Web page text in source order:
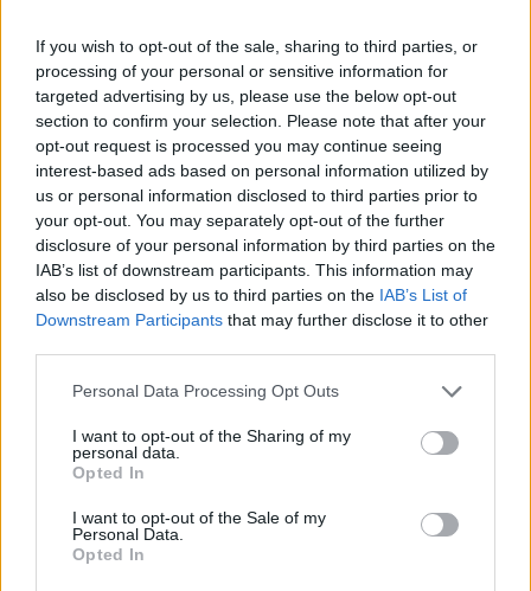
If you wish to opt-out of the sale, sharing to third parties, or
processing of your personal or sensitive information for
targeted advertising by us, please use the below opt-out
section to confirm your selection. Please note that after your
opt-out request is processed you may continue seeing
interest-based ads based on personal information utilized by
us or personal information disclosed to third parties prior to
your opt-out. You may separately opt-out of the further
disclosure of your personal information by third parties on the
IAB’s list of downstream participants. This information may
also be disclosed by us to third parties on the IAB’s List of
Downstream Participants that may further disclose it to other
Please note that this website/app uses one or more Google
not limited to your visit or usage behaviour. You may click to
grant or deny consent to Google and its third-party tags to
use your data for below specified purposes in below Google
consent section.
Personal Data Processing Opt Outs
I want to opt-out of the Sharing of my
personal data.
Opted In
I want to opt-out of the Sale of my
Personal Data.
Opted In
¿Quién es Chad Boyce?: cómo murió
durante la serie Los 100
La biografía de Chad Boyce que había muerto…
GENTE
Hijo de Javier Gutiérrez: un campeón con